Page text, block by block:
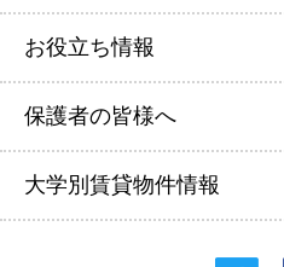
お役立ち情報
保護者の皆様へ
大学別賃貸物件情報